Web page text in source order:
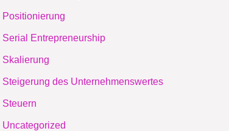
Positionierung
Serial Entrepreneurship
Skalierung
Steigerung des Unternehmenswertes
Steuern
Uncategorized